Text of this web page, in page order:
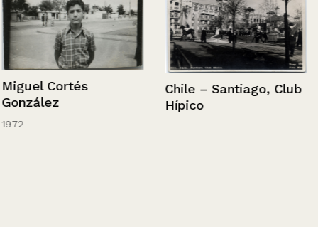
Miguel Cortés
González
1972
Chile – Santiago, Club
Hípico